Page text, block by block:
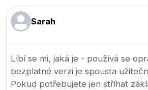
Sarah
Líbí se mi, jaká je - používá se
bezplatné verzi je spousta
Pokud potřebujete jen stříhat